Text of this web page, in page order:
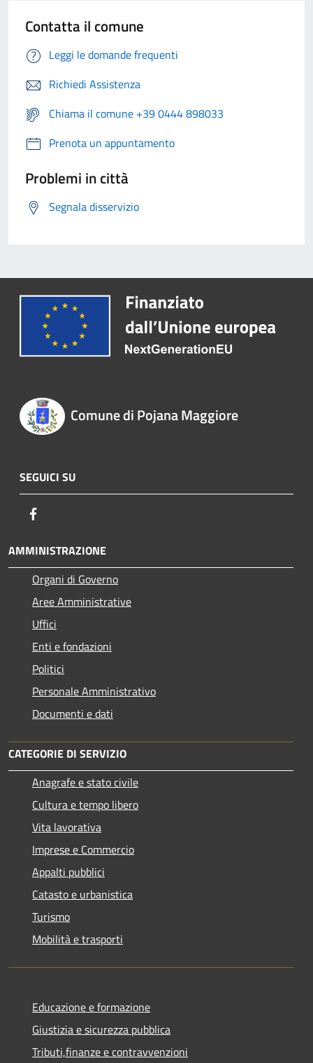
Contatta il comune
Leggi le domande frequenti
Richiedi Assistenza
Chiama il comune +39 0444 898033
Prenota un appuntamento
Problemi in città
Segnala disservizio
Comune di Pojana Maggiore
SEGUICI SU
AMMINISTRAZIONE
Organi di Governo
Aree Amministrative
Uffici
Enti e fondazioni
Politici
Personale Amministrativo
Documenti e dati
CATEGORIE DI SERVIZIO
Anagrafe e stato civile
Cultura e tempo libero
Vita lavorativa
Imprese e Commercio
Appalti pubblici
Catasto e urbanistica
Turismo
Mobilità e trasporti
Educazione e formazione
Giustizia e sicurezza pubblica
Tributi,finanze e contravvenzioni